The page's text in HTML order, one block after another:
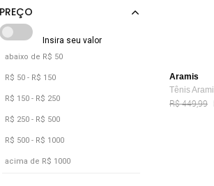
abaixo de R$ 50
R$ 50 - R$ 150
R$ 150 - R$ 250
R$ 250 - R$ 500
R$ 500 - R$ 1000
acima de R$ 1000
Aramis
R$ 449,99